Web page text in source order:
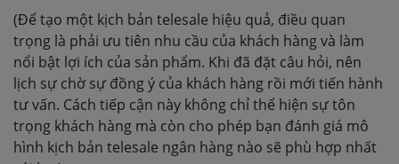
(Để tạo một kịch bản telesale hiệu quả, điều quan
trọng là phải ưu tiên nhu cầu của khách hàng và làm
nổi bật lợi ích của sản phẩm. Khi đã đặt câu hỏi, nên
lịch sự chờ sự đồng ý của khách hàng rồi mới tiến hành
tư vấn. Cách tiếp cận này không chỉ thể hiện sự tôn
trọng khách hàng mà còn cho phép bạn đánh giá mô
hình kịch bản telesale ngân hàng nào sẽ phù hợp nhất